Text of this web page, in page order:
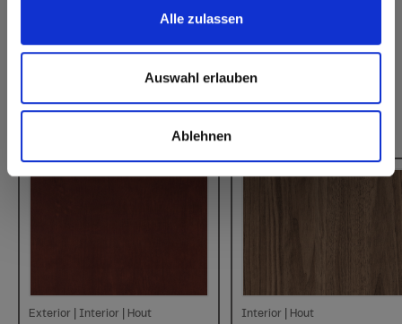
Alle zulassen
Auswahl erlauben
Ablehnen
Vergelijkbare kleuren
Exterior | Interior | Hout Interior | Hout